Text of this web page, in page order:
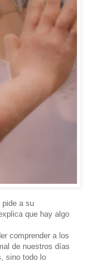
pide a su
que hay algo
comprender a los
de nuestros días
sino todo lo